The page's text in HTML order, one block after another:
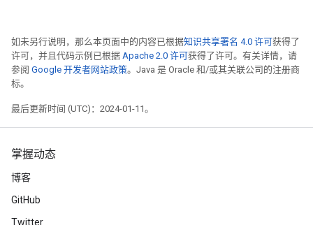
如未另行说明，那么本页面中的内容已根据知识共享署名 4.0 许可获得了
许可，并且代码示例已根据 Apache 2.0 许可获得了许可。有关详情，请
参阅 Google 开发者网站政策。Java 是 Oracle 和/或其关联公司的注册商
标。
最后更新时间 (UTC)：2024-01-11。
掌握动态
博客
GitHub
Twitter